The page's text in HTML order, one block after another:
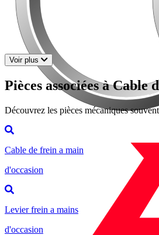
Voir plus
Pièces associées à Cable
Découvrez les pièces mécaniques
Cable de frein a main
d'occasion
Levier frein a mains
d'occasion